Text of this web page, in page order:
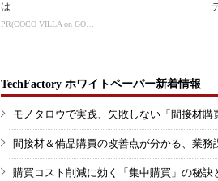
は
PR(COCO VILLA on GOETHE)
TechFactory ホワイトペーパー新着情報
モノタロウで実践、失敗しない「間接材購
間接材＆備品購買の改善点が分かる、業務
購買コスト削減に効く「集中購買」の秘訣